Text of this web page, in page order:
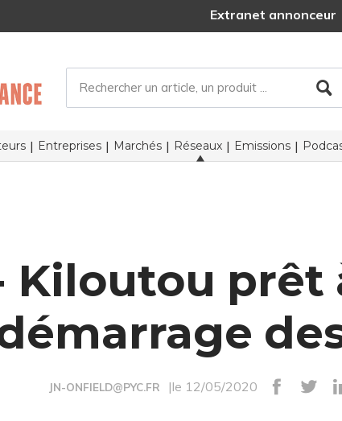
Extranet annonceur
Entreprises Marchés Réseaux Emissions
Kiloutou prêt
JN-ONFIELD@PYC.FR |le 12/05/2020